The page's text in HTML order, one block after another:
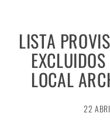
LISTA
LOCAL
22